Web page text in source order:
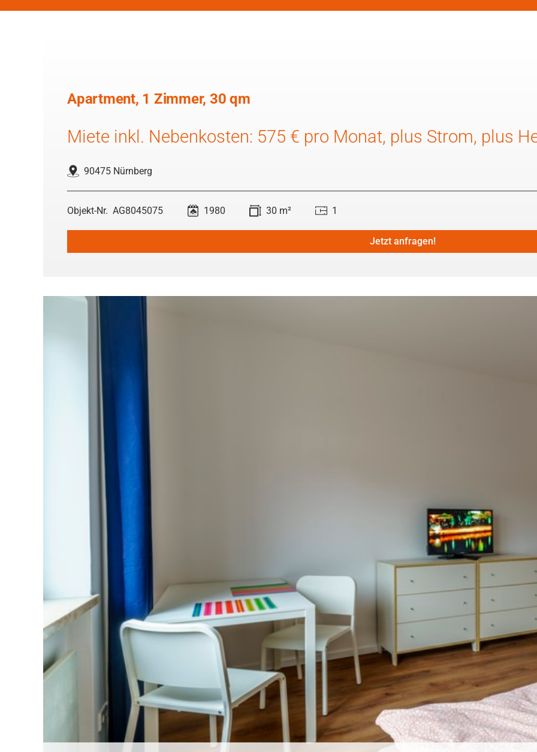
Apartment, 1 Zimmer, 30 qm
Miete inkl. Nebenkosten: 575 € pro Monat, plus Strom, plus
90475 Nürnberg
AG8045075 1980 30 m² 1
Jetzt anfragen!